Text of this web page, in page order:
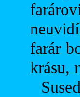
farár
krásu,